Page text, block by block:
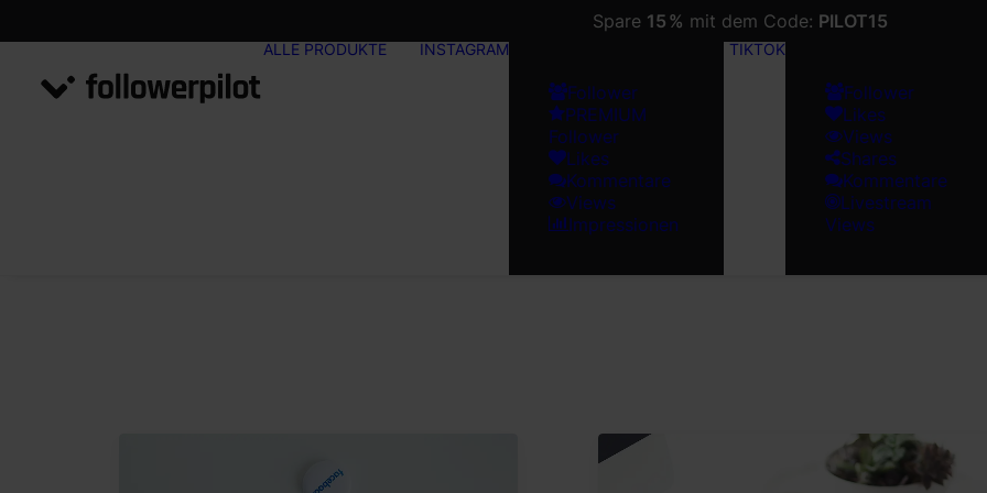
Spare 15 % mit dem Code: PILOT15
ALLE PRODUKTE INSTAGRAM
Follower
PREMIUM
Follower
Likes
Kommentare
Views
Impressionen
TIKTOK
Follower
Likes
Views
Shares
Kommentare
Livestream
Views